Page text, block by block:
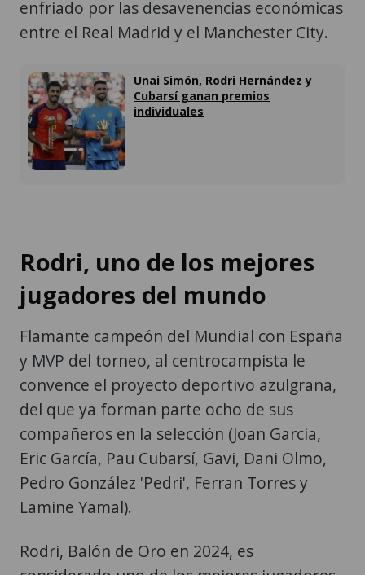
enfriado por las desavenencias económicas
entre el Real Madrid y el Manchester City.
Unai Simón, Rodri Hernández y
Cubarsí ganan premios
individuales
Rodri, uno de los mejores
jugadores del mundo
Flamante campeón del Mundial con España
y MVP del torneo, al centrocampista le
convence el proyecto deportivo azulgrana,
del que ya forman parte ocho de sus
compañeros en la selección (Joan Garcia,
Eric García, Pau Cubarsí, Gavi, Dani Olmo,
Pedro González 'Pedri', Ferran Torres y
Lamine Yamal).
Rodri, Balón de Oro en 2024, es